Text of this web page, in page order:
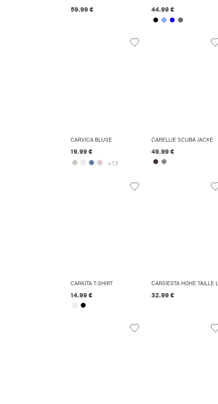
59.99 € 44.99 €
CARVICA BLUSE
19.99 €
+13
CARELLIE SCUBA JACKE
49.99 €
CARKITA T-SHIRT
14.99 € 32.99 €